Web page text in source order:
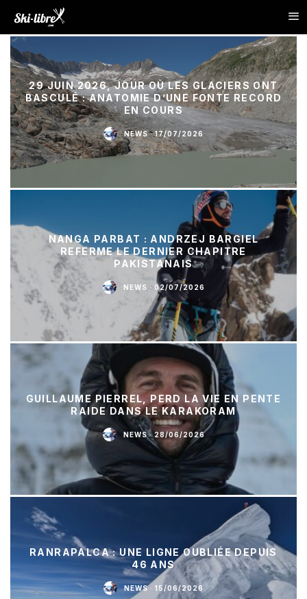
29 JUIN 2026, JOUR OÙ LES GLACIERS ONT
BASCULÉ : ANATOMIE D’UNE FONTE RECORD
EN COURS
NEWS · 17/07/2026
NANGA PARBAT : ANDRZEJ BARGIEL
REFERME LE DERNIER CHAPITRE
PAKISTANAIS
NEWS · 02/07/2026
GUILLAUME PIERREL, PERD LA VIE EN PENTE
RAIDE DANS LE KARAKORAM
NEWS · 28/06/2026
RANRAPALCA : UNE LIGNE OUBLIÉE DEPUIS
46 ANS
NEWS · 15/06/2026